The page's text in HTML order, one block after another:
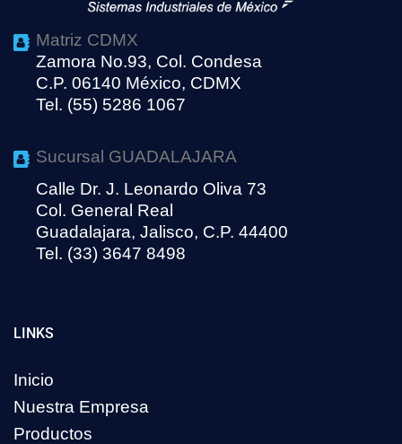
Matriz CDMX
Zamora No.93, Col. Condesa
C.P. 06140 México, CDMX
Tel. (55) 5286 1067
Sucursal GUADALAJARA
Calle Dr. J. Leonardo Oliva 73
Col. General Real
Guadalajara, Jalisco, C.P. 44400
Tel. (33) 3647 8498
LINKS
Inicio
Nuestra Empresa
Productos